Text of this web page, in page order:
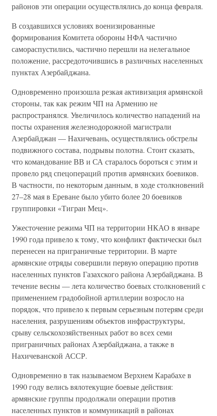
районов эти операции осуществлялись до конца февраля.
В создавшихся условиях военизированные
формирования Комитета обороны НФА частично
самораспустились, частично перешли на нелегальное
положение, рассредоточившись в различных населенных
пунктах Азербайджана.
Одновременно произошла резкая активизация армянской
стороны, так как режим ЧП на Армению не
распространялся. Увеличилось количество нападений на
посты охранения железнодорожной магистрали
Азербайджан — Нахичевань, осуществлялись обстрелы
подвижного состава, подрывы полотна. Стоит сказать,
что командование ВВ и СА старалось бороться с этим и
провело ряд спецопераций против армянских боевиков.
В частности, по некоторым данным, в ходе столкновений
27–28 мая в Ереване было убито более 20 боевиков
группировки «Тигран Мец».
Ужесточение режима ЧП на территории НКАО в январе
1990 года привело к тому, что конфликт фактически был
перенесен на приграничные территории. В марте
армянские отряды совершили первую операцию против
населенных пунктов Газахского района Азербайджана. В
течение весны — лета количество боевых столкновений с
применением градобойной артиллерии возросло на
порядок, что привело к первым серьезным потерям среди
населения, разрушениям объектов инфраструктуры,
срыву сельскохозяйственных работ во всех семи
приграничных районах Азербайджана, а также в
Нахичеванской АССР.
Одновременно в так называемом Верхнем Карабахе в
1990 году велись вялотекущие боевые действия:
армянские группы продолжали операции против
населенных пунктов и коммуникаций в районах